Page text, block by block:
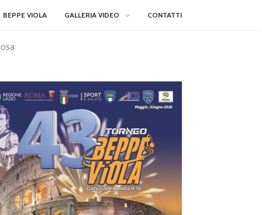
BEPPE VIOLA GALLERIA VIDEO CONTATTI